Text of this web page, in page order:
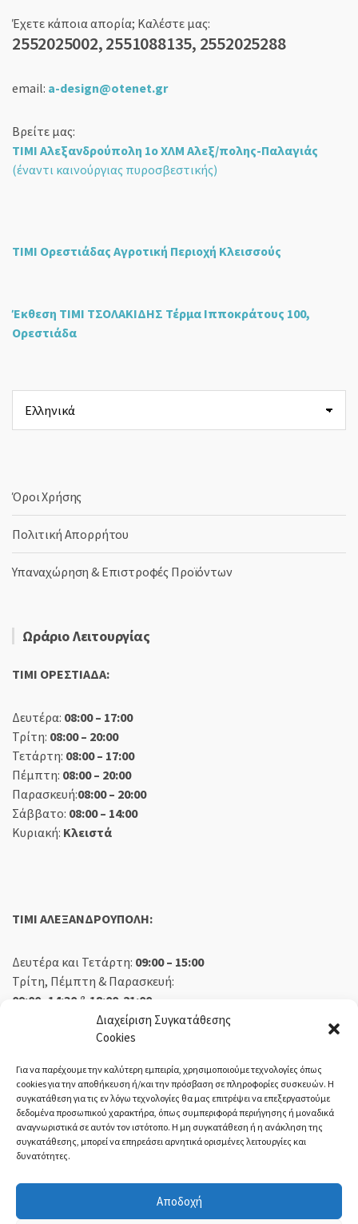
Διαχείριση Συγκατάθεσης
Cookies
Για να παρέχουμε την καλύτερη εμπειρία, χρησιμοποιούμε τεχνολογίες όπως
cookies για την αποθήκευση ή/και την πρόσβαση σε πληροφορίες συσκευών. Η
συγκατάθεση για τις εν λόγω τεχνολογίες θα μας επιτρέψει να επεξεργαστούμε
δεδομένα προσωπικού χαρακτήρα, όπως συμπεριφορά περιήγησης ή μοναδικά
αναγνωριστικά σε αυτόν τον ιστότοπο. Η μη συγκατάθεση ή η ανάκληση της
συγκατάθεσης, μπορεί να επηρεάσει αρνητικά ορισμένες λειτουργίες και
δυνατότητες.
Αποδοχή
Έχετε κάποια απορία; Καλέστε μας:
2552025002, 2551088135, 2552025288
email: a-design@otenet.gr
Βρείτε μας:
ΤΙΜΙ Αλεξανδρούπολη 1ο ΧΛΜ Αλεξ/πολης-Παλαγιάς
(έναντι καινούργιας πυροσβεστικής)
ΤΙΜΙ Ορεστιάδας Αγροτική Περιοχή Κλεισσούς
Έκθεση ΤΙΜΙ ΤΣΟΛΑΚΙΔΗΣ Τέρμα Ιπποκράτους 100,
Ορεστιάδα
μια
γλώσσα
Όροι Χρήσης
Πολιτική Απορρήτου
Υπαναχώρηση & Επιστροφές Προϊόντων
Ωράριο Λειτουργίας
TIMI ΟΡΕΣΤΙΑΔΑ:
Δευτέρα: 08:00 – 17:00
Τρίτη: 08:00 – 20:00
Τετάρτη: 08:00 – 17:00
Πέμπτη: 08:00 – 20:00
Παρασκευή:08:00 – 20:00
Σάββατο: 08:00 – 14:00
Κυριακή: Κλειστά
TIMI ΑΛΕΞΑΝΔΡΟΥΠΟΛΗ:
Δευτέρα και Τετάρτη: 09:00 – 15:00
Τρίτη, Πέμπτη & Παρασκευή:
09:00 -14:30 & 18:00-21:00
09:00 – 14:30
Κλειστά
ΕΚΘΕΣΗ ΟΡΕΣΤΙΑΔΑ:
Τρίτη, Πέμπτη, Παρασκευή:08:30 – 14:00 & 18:00 – 21:00